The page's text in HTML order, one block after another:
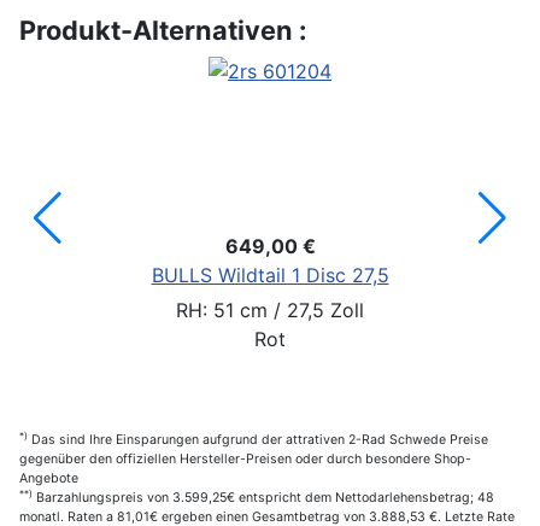
Produkt-Alternativen :
649,00 €
BULLS Wildtail 1 Disc 27,5
RH: 51 cm / 27,5 Zoll
Rot
*) Das sind Ihre Einsparungen aufgrund der attrativen 2-Rad Schwede Preise
gegenüber den offiziellen Hersteller-Preisen oder durch besondere Shop-
Angebote
**) Barzahlungspreis von 3.599,25€ entspricht dem Nettodarlehensbetrag; 48
monatl. Raten a 81,01€ ergeben einen Gesamtbetrag von 3.888,53 €. Letzte Rate